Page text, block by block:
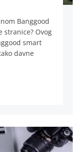
Banggood
stranice? Ovog
smart
davne